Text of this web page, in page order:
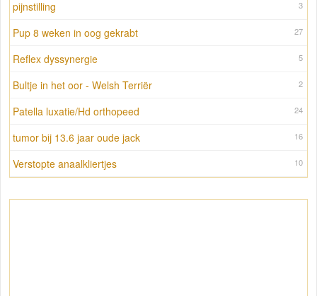
3
pijnstilling
27
Pup 8 weken in oog gekrabt
5
Reflex dyssynergie
2
Bultje in het oor - Welsh Terriër
24
Patella luxatie/Hd orthopeed
16
tumor bij 13.6 jaar oude jack
10
Verstopte anaalkliertjes